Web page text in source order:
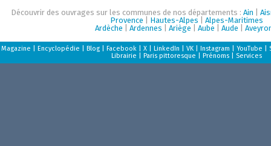
Découvrir des ouvrages sur les communes de nos départements : Ain
Provence
Hautes-Alpes
Alpes-Maritimes
Ardèche
Ardennes Ariège Aube Aude
Magazine Encyclopédie Blog| Facebook| X| LinkedIn VK| Instagram YouTube
Librairie
Paris pittoresque Prénoms| Services